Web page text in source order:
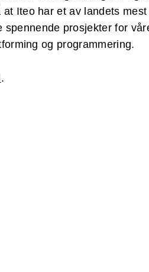
Iteo har et av landets
spennende prosjekter for
og programmering.
.